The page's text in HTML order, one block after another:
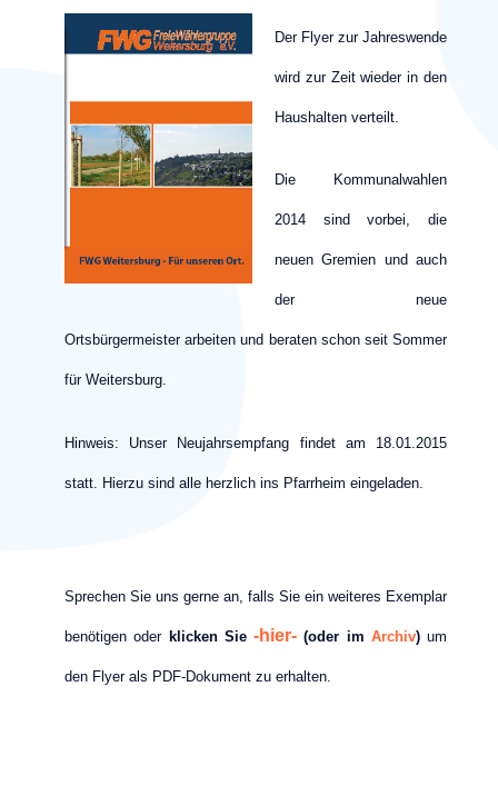
Der Flyer zur Jahreswende
wird zur Zeit wieder in den
Haushalten verteilt.
Die Kommunalwahlen
2014 sind vorbei, die
neuen Gremien und auch
der neue
Ortsbürgermeister arbeiten und beraten schon seit Sommer
für Weitersburg.
Hinweis: Unser Neujahrsempfang findet am 18.01.2015
statt. Hierzu sind alle herzlich ins Pfarrheim eingeladen.
Sprechen Sie uns gerne an, falls Sie ein weiteres Exemplar
benötigen oder klicken Sie -hier- (oder im Archiv)um
den Flyer als PDF-Dokument zu erhalten.